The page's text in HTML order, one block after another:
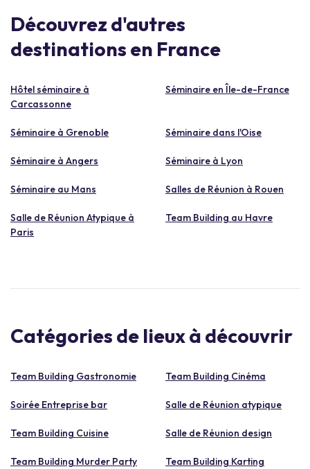
Découvrez d'autres
destinations en France
Hôtel séminaire à
Carcassonne
Séminaire en Île-de-France
Séminaire à Grenoble Séminaire dans l'Oise
Séminaire à Angers Séminaire à Lyon
Séminaire au Mans Salles de Réunion à Rouen
Salle de Réunion Atypique à
Paris
Team Building au Havre
Catégories de lieux à découvrir
Team Building Gastronomie Team Building Cinéma
Soirée Entreprise bar Salle de Réunion atypique
Team Building Cuisine Salle de Réunion design
Team Building Murder Party Team Building Karting